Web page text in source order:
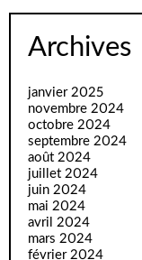
Archives
janvier 2025
novembre 2024
octobre 2024
septembre 2024
août 2024
juillet 2024
juin 2024
mai 2024
avril 2024
mars 2024
février 2024